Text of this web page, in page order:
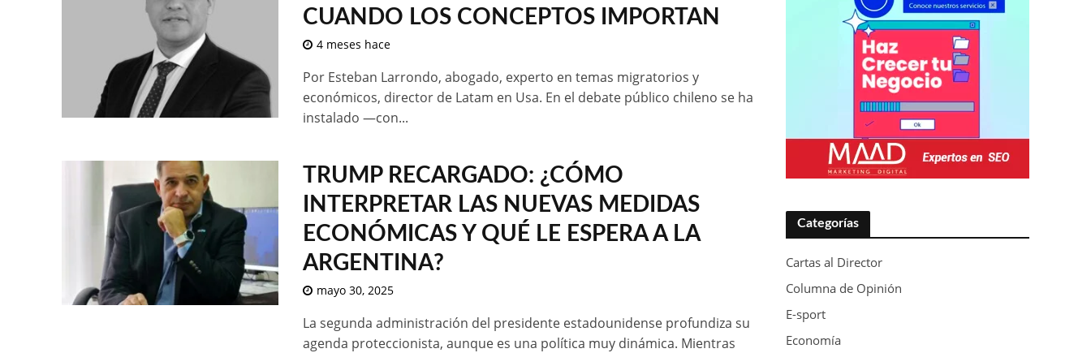
CUANDO LOS CONCEPTOS IMPORTAN
4 meses hace
Por Esteban Larrondo, abogado, experto en temas migratorios y
económicos, director de Latam en Usa. En el debate público chileno se ha
instalado —con...
TRUMP RECARGADO: ¿CÓMO
INTERPRETAR LAS NUEVAS MEDIDAS
ECONÓMICAS Y QUÉ LE ESPERA A LA
ARGENTINA?
mayo 30, 2025
La segunda administración del presidente estadounidense profundiza su
agenda proteccionista, aunque es una política muy dinámica. Mientras
Categorías
Cartas al Director
Columna de Opinión
E-sport
Economía